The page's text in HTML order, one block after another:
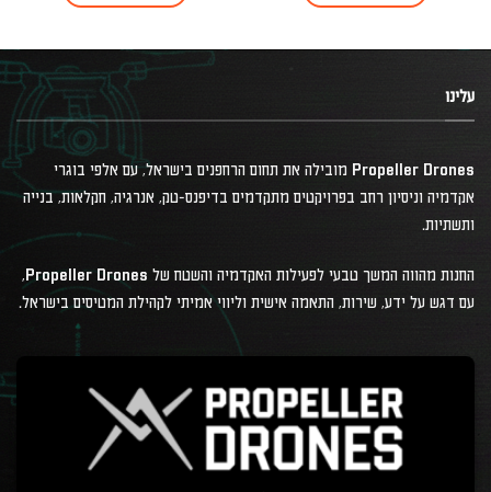
עלינו
Propeller Drones מובילה את תחום הרחפנים בישראל, עם אלפי בוגרי
אקדמיה וניסיון רחב בפרויקטים מתקדמים בדיפנס-טק, אנרגיה, חקלאות, בנייה
ותשתיות.
החנות מהווה המשך טבעי לפעילות האקדמיה והשטח של Propeller Drones,
עם דגש על ידע, שירות, התאמה אישית וליווי אמיתי לקהילת המטיסים בישראל.